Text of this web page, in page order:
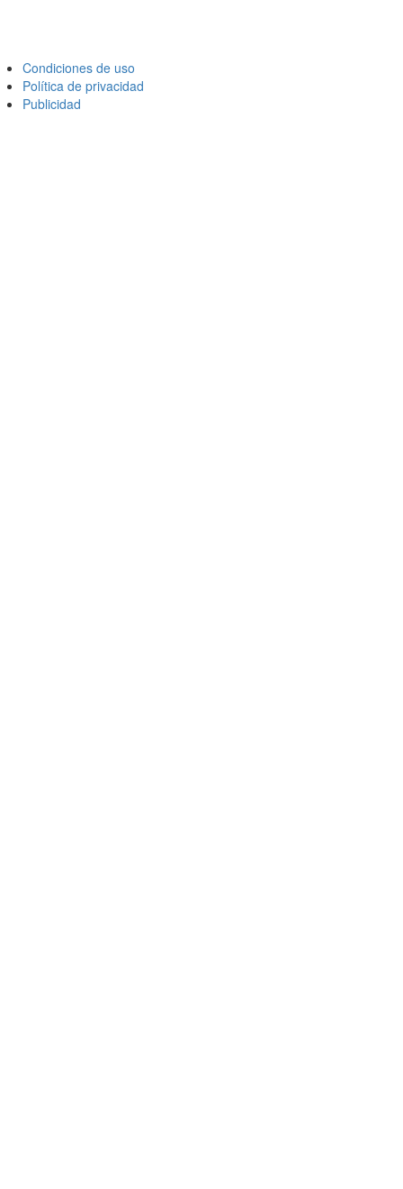
Condiciones de uso
Política de privacidad
Publicidad